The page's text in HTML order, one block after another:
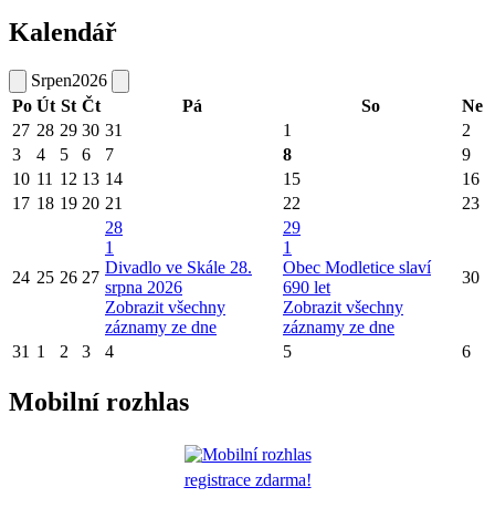
Kalendář
Srpen2026
Po Út St Čt Pá So
Ne
27 28 29 30 31 1
2
3
4 5 6 7 8
9
10 11 12 13 14 15
16
17 18 19 20 21 22 23
24 25 26 27
28
1
Divadlo ve Skále 28.
srpna 2026
Zobrazit všechny
záznamy ze dne
29
1
Obec Modletice slaví
690 let
Zobrazit všechny
záznamy ze dne
30
31 1 2 3 4 5 6
Mobilní rozhlas
registrace zdarma!